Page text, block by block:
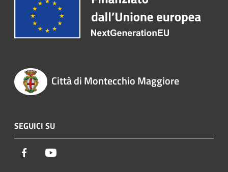
Città di Montecchio Maggiore
SEGUICI SU
Facebook